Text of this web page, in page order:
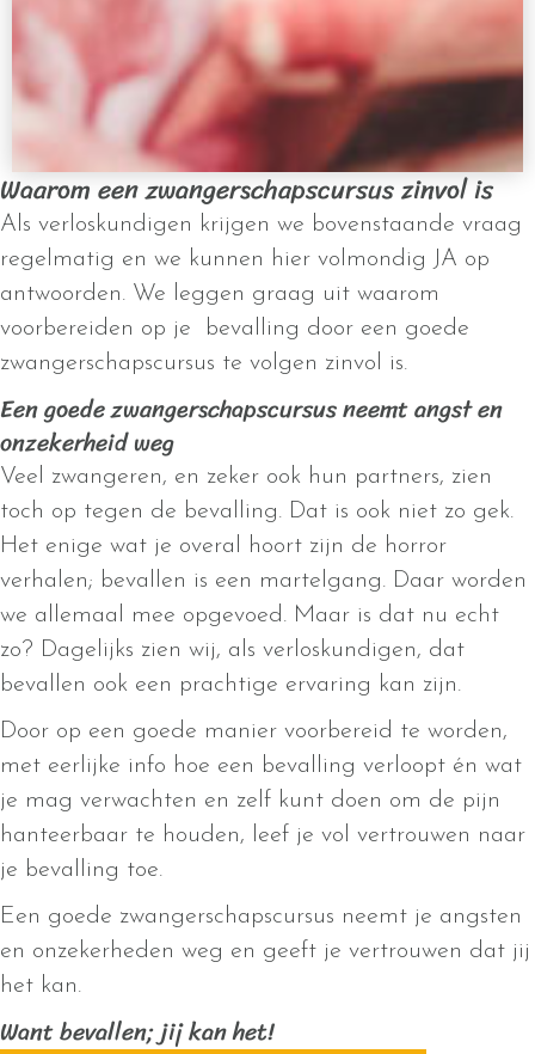
Waarom een zwangerschapscursus zinvol is
Als verloskundigen krijgen we bovenstaande vraag
regelmatig en we kunnen hier volmondig JA op
antwoorden. We leggen graag uit waarom
voorbereiden op je bevalling door een goede
zwangerschapscursus te volgen zinvol is.
Een goede zwangerschapscursus neemt angst en
onzekerheid weg
Veel zwangeren, en zeker ook hun partners, zien
toch op tegen de bevalling. Dat is ook niet zo gek.
Het enige wat je overal hoort zijn de horror
verhalen; bevallen is een martelgang. Daar worden
we allemaal mee opgevoed. Maar is dat nu echt
zo? Dagelijks zien wij, als verloskundigen, dat
bevallen ook een prachtige ervaring kan zijn.
Door op een goede manier voorbereid te worden,
met eerlijke info hoe een bevalling verloopt én wat
je mag verwachten en zelf kunt doen om de pijn
hanteerbaar te houden, leef je vol vertrouwen naar
je bevalling toe.
Een goede zwangerschapscursus neemt je angsten
en onzekerheden weg en geeft je vertrouwen dat jij
het kan.
Want bevallen; jij kan het!